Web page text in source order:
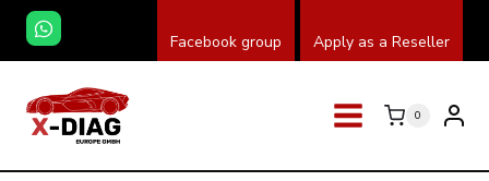
Skip
content
Facebook group Apply as a Reseller
0